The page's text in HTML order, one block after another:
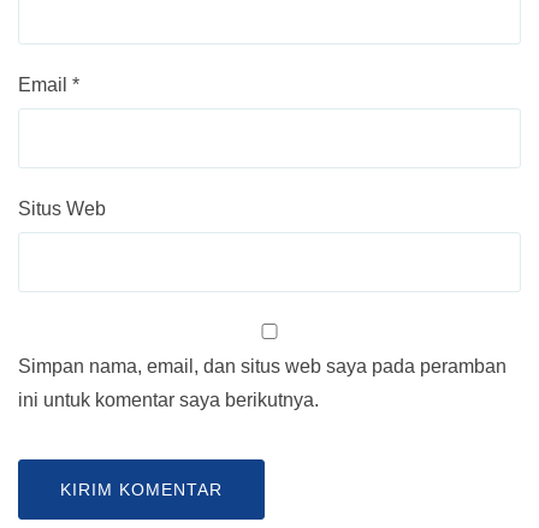
Email *
Situs Web
Simpan nama, email, dan situs web saya pada peramban
ini untuk komentar saya berikutnya.